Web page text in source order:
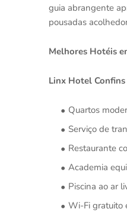
guia abrangente
pousadas
Melhores Hotéis
Linx Hotel
Quartos
Serviço de
Restaurante
Academia
Piscina ao ar
Wi-Fi gratuito